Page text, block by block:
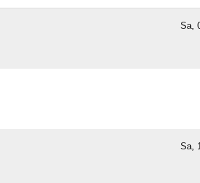
Sa,
Sa,